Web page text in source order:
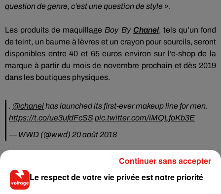
question de genre, c’est une question de style ».
Les produits de maquillage Boy By Chanel, tels qu’un fond
de teint, un baume à lèvres et un crayon pour sourcils, seront
disponibles entre 40 et 65 euros environ sur l’e-shop de la
marque à partir du mois de novembre prochain et dès 2019
dans les boutiques physiques.
. @chanelhas launched its first-ever makeup line for men.
https://t.co/ue3ufdFcSSpic.twitter.com/iMQLfoKb3E
— WWD (@wwd) 20 août 2018
Musique
Le respect de votre vie privée est notre priorité
Continuer sans accepter